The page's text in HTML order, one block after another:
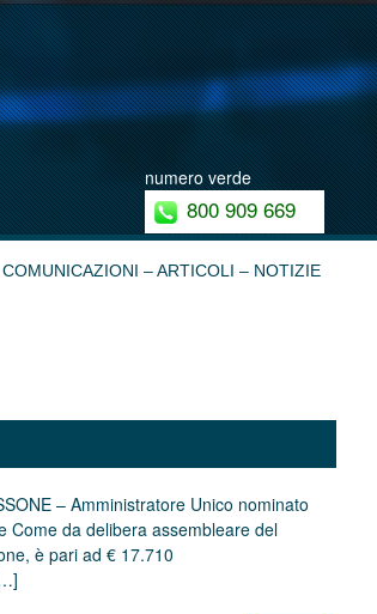
numero verde
800 909 669
COMUNICAZIONI – ARTICOLI – NOTIZIE
– Amministratore Unico nominato
Come da delibera assembleare del
è pari ad € 17.710